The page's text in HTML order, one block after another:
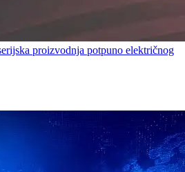
proizvodnja potpuno električnog